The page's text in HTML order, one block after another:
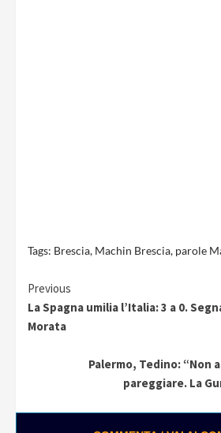
Tags: Brescia, Machin Brescia, parole
Continue
Reading
Previous
La Spagna umilia l’Italia: 3 a 0.
Morata
Palermo, Tedino: “Non
pareggiare. La